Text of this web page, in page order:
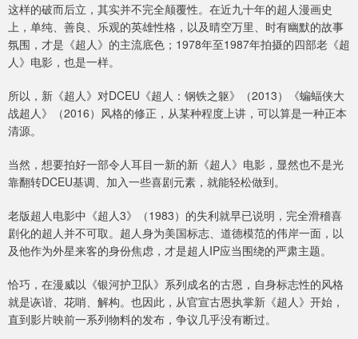
这样的破而后立，其实并不完全颠覆性。在近九十年的超人漫画史
上，单纯、善良、乐观的英雄性格，以及晴空万里、时有幽默的故事
氛围，才是《超人》的主流底色；1978年至1987年拍摄的四部老《超
人》电影，也是一样。
所以，新《超人》对DCEU《超人：钢铁之躯》（2013）《蝙蝠侠大
战超人》（2016）风格的修正，从某种程度上讲，可以算是一种正本
清源。
当然，想要拍好一部令人耳目一新的新《超人》电影，显然也不是光
靠翻转DCEU基调、加入一些喜剧元素，就能轻松做到。
老版超人电影中《超人3》（1983）的失利就早已说明，完全滑稽喜
剧化的超人并不可取。超人身为美国标志、道德模范的伟岸一面，以
及他作为外星来客的身份焦虑，才是超人IP应当围绕的严肃主题。
恰巧，在漫威以《银河护卫队》系列成名的古恩，自身标志性的风格
就是诙谐、花哨、解构。也因此，从官宣古恩执掌新《超人》开始，
直到影片映前一系列物料的发布，争议几乎没有断过。